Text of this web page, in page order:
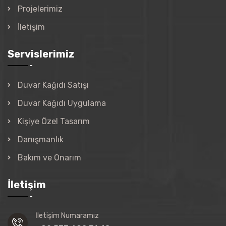
Projelerimiz
İletişim
Servislerimiz
Duvar Kağıdı Satışı
Duvar Kağıdı Uygulama
Kişiye Özel Tasarım
Danışmanlık
Bakım ve Onarım
İletişim
İletişim Numaramız